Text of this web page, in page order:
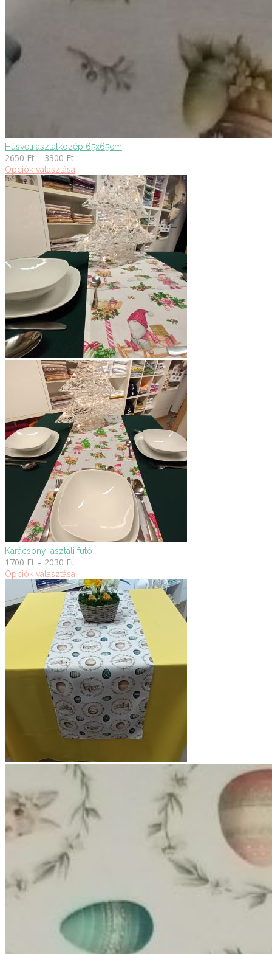
Húsvéti asztalközép 65x65cm
2650 Ft – 3300 Ft
2650 Ft
-
3300 Ft
Opciók választása
Karácsonyi asztali futó
1700 Ft – 2030 Ft
1700 Ft
-
2030 Ft
Opciók választása